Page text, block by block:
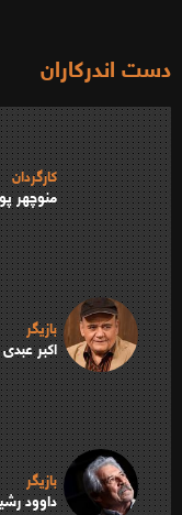
دست اندرکاران
کارگردان
منوچهر
بازیگر
اکبر عبدی
بازیگر
داوود